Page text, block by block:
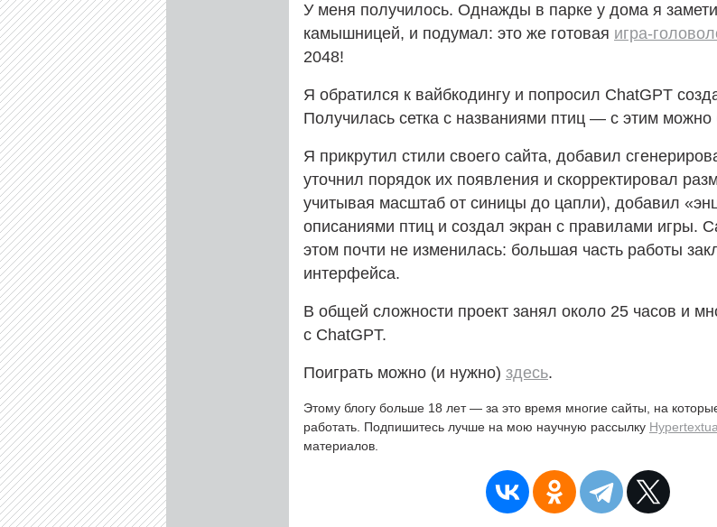
У меня получилось. Однажды в парке у дома я
камышницей, и подумал: это же готовая игра-
2048!
Я обратился к вайбкодингу и попросил ChatGPT
Получилась сетка с названиями птиц — с этим
Я прикрутил стили своего сайта, добавил
уточнил порядок их появления и скорректировал
учитывая масштаб от синицы до цапли), добавил
описаниями птиц и создал экран с правилами игры.
этом почти не изменилась: большая часть работы
интерфейса.
В общей сложности проект занял около 25 часов и
с ChatGPT.
Поиграть можно (и нужно) здесь.
Этому блогу больше 18 лет — за это время многие сайты, на
работать. Подпишитесь лучше на мою научную рассылку
материалов.